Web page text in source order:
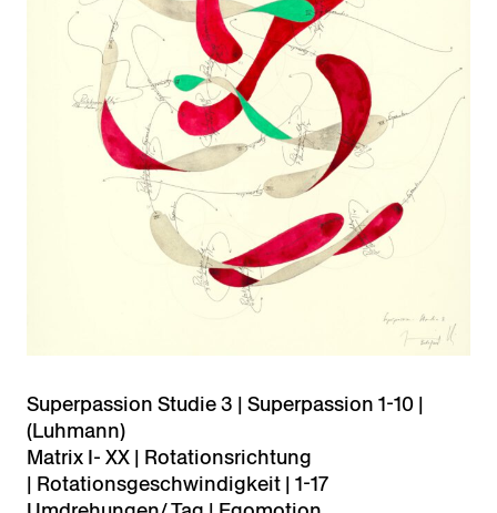
Superpassion Studie 3 | Superpassion 1-10 |
(Luhmann)
Matrix I- XX | Rotationsrichtung
| Rotationsgeschwindigkeit | 1-17